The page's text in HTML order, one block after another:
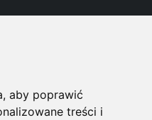
aby poprawić
treści i